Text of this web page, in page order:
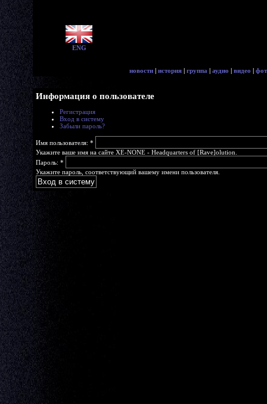
ENG
новости | история | группа | аудио | видео |
Информация о пользователе
Регистрация
Вход в систему
Забыли пароль?
Имя пользователя: *
Укажите ваше имя на сайте XE-NONE - Headquarters of [Rave]olution.
Пароль: *
Укажите пароль, соответствующий вашему имени пользователя.